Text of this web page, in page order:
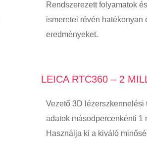
Rendszerezett folyamatok
ismeretei révén hatékonyan
eredményeket.
LEICA RTC360 – 2
Vezető 3D
adatok másodpercenkénti 1
Használja ki a kiváló